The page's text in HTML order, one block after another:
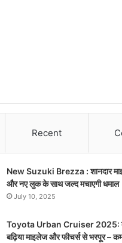
Recent
New Suzuki Brezza : शानदार
और नए लुक के साथ जल्द मचाएगी धमाल
July 10, 2025
Toyota Urban Cruiser 2025:
बढ़िया माइलेज और फीचर्स से भरपूर –